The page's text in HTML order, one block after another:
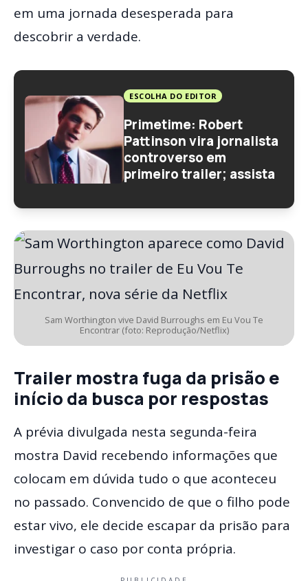
em uma jornada desesperada para
descobrir a verdade.
ESCOLHA DO EDITOR
Primetime: Robert
Pattinson vira jornalista
controverso em
primeiro trailer; assista
Sam Worthington vive David Burroughs em Eu Vou Te
Encontrar (foto: Reprodução/Netflix)
Trailer mostra fuga da prisão e
início da busca por respostas
A prévia divulgada nesta segunda-feira
mostra David recebendo informações que
colocam em dúvida tudo o que aconteceu
no passado. Convencido de que o filho pode
estar vivo, ele decide escapar da prisão para
investigar o caso por conta própria.